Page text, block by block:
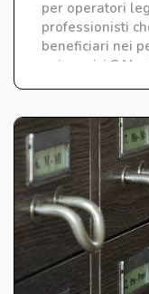
per operatori
professionisti
beneficiari nei
nei servizi SAI e